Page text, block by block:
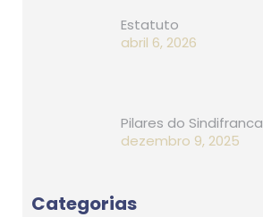
Estatuto
abril 6, 2026
Pilares do Sindifranca
dezembro 9, 2025
Categorias